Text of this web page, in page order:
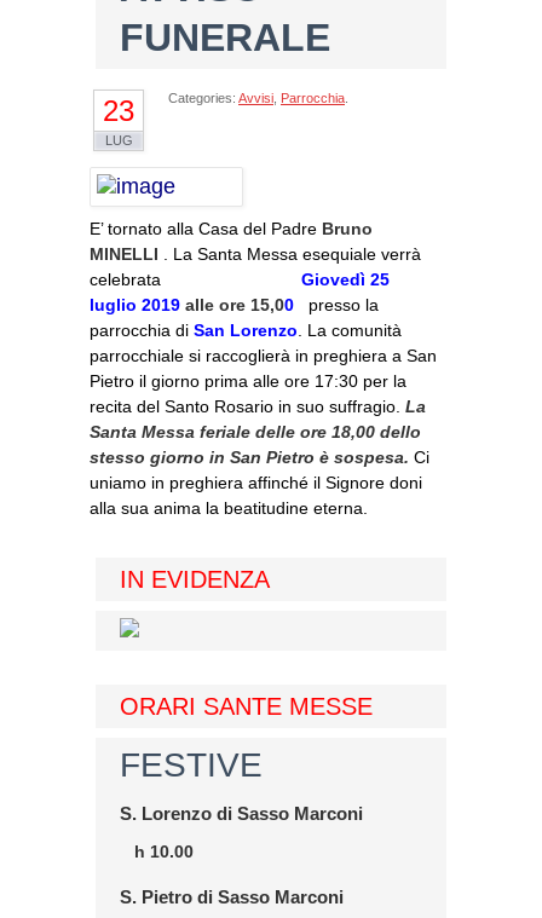
FUNERALE
23
LUG
Categories: Avvisi Parrocchia
E’ tornato alla Casa del Padre Bruno
MINELLI
La Santa Messa esequiale verrà
celebrata
Giovedì 25
luglio 2019 alle ore 15,00
presso la
parrocchia di San Lorenzo
La comunità
parrocchiale si raccoglierà in preghiera a San
Pietro il giorno prima alle ore 17:30 per la
recita del Santo Rosario in suo suffragio. La
Santa Messa feriale delle ore 18,00 dello
stesso giorno in San Pietro è sospesa. Ci
uniamo in preghiera affinché il Signore doni
alla sua anima la beatitudine eterna.
IN EVIDENZA
ORARI SANTE MESSE
FESTIVE
S. Lorenzo di Sasso Marconi
h 10.00
S. Pietro di Sasso Marconi